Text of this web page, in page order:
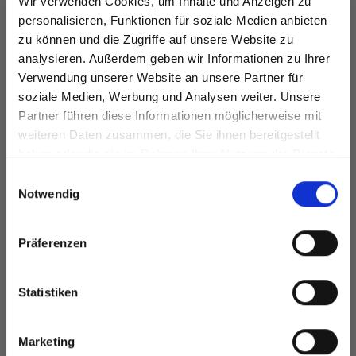
personalisieren, Funktionen für soziale Medien anbieten
zu können und die Zugriffe auf unsere Website zu
analysieren. Außerdem geben wir Informationen zu Ihrer
Verwendung unserer Website an unsere Partner für
soziale Medien, Werbung und Analysen weiter. Unsere
Partner führen diese Informationen möglicherweise mit
weiteren Daten zusammen, die Sie ihnen bereitgestellt
haben oder die sie im Rahmen Ihrer Nutzung der Dienste
Notwendig
Präferenzen
Statistiken
Marketing
LINDEHOBBY
FUZZY CHENILLE
EUR 6.40
ansehen
LINDEHOBBY
COTTON 8/4
EUR 2.60
ANDERE HABEN SICH AUCH ANGESEHEN
Spare bis zu 50%
und erhalte exklusiven Zugang zu